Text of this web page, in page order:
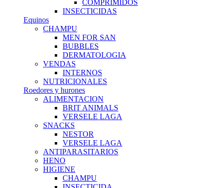
COMPRIMIDOS
INSECTICIDAS
Equinos
CHAMPU
MEN FOR SAN
BUBBLES
DERMATOLOGIA
VENDAS
INTERNOS
NUTRICIONALES
Roedores y hurones
ALIMENTACION
BRIT ANIMALS
VERSELE LAGA
SNACKS
NESTOR
VERSELE LAGA
ANTIPARASITARIOS
HENO
HIGIENE
CHAMPU